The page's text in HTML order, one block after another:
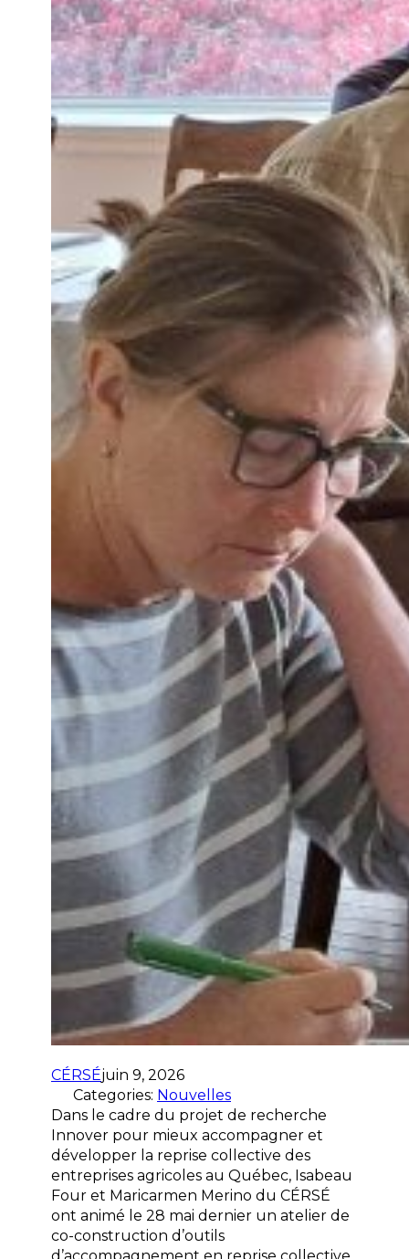
CÉRSÉjuin 9, 2026
Categories: Nouvelles
Dans le cadre du projet de recherche
Innover pour mieux accompagner et
développer la reprise collective des
entreprises agricoles au Québec, Isabeau
Four et Maricarmen Merino du CÉRSÉ
ont animé le 28 mai dernier un atelier de
co-construction d’outils
d’accompagnement en reprise collective